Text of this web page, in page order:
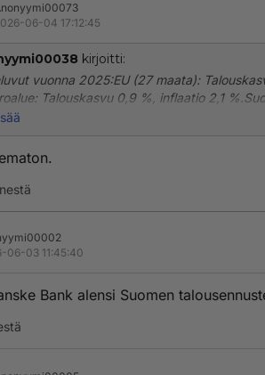
06-04 17:12:45
kirjoitti:
vuonna 2025:EU (27 maata):
Talouskasvu 0,9 %, inflaatio 2,1
hidasta ja jäi noin 0,2 prosenttiin.
06-03 11:45:40
Bank alensi Suomen